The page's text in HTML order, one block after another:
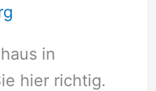
in
hier richtig.